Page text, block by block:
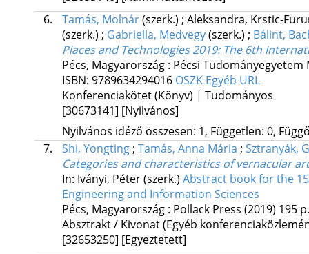
6.
Tamás, Molnár(szerk.) ; Aleksandra, Krstic-
(szerk.) ; Gabriella, Medvegy(szerk.) ; Bálint,
Places and Technologies 2019: The 6th
Pécs, Magyarország : Pécsi Tudományegyetem
ISBN: 9789634294016 OSZK Egyéb URL
Konferenciakötet (Könyv) | Tudományos
[30673141] [Nyilvános]
Nyilvános idéző összesen: 1, Független: 0,
7.
Shi, Yongting; Tamás, Anna Mária ; Sztranyák,
Categories and characteristics of vernacular
In: Iványi, Péter (szerk.) Abstract book for the
Engineering and Information Sciences
Pécs, Magyarország : Pollack Press (2019) 195 p.
Absztrakt / Kivonat (Egyéb
[32653250] [Egyeztetett]